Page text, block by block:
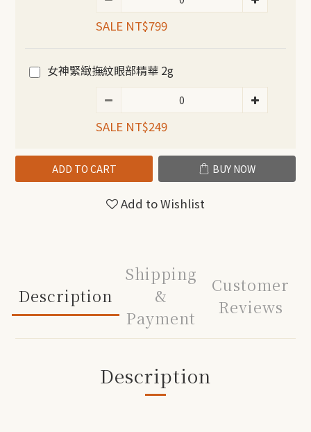
SALE NT$799
女神緊緻撫紋眼部精華 2g
SALE NT$249
ADD TO CART BUY NOW
Add to Wishlist
Description
Shipping
&
Payment
Customer
Reviews
Description